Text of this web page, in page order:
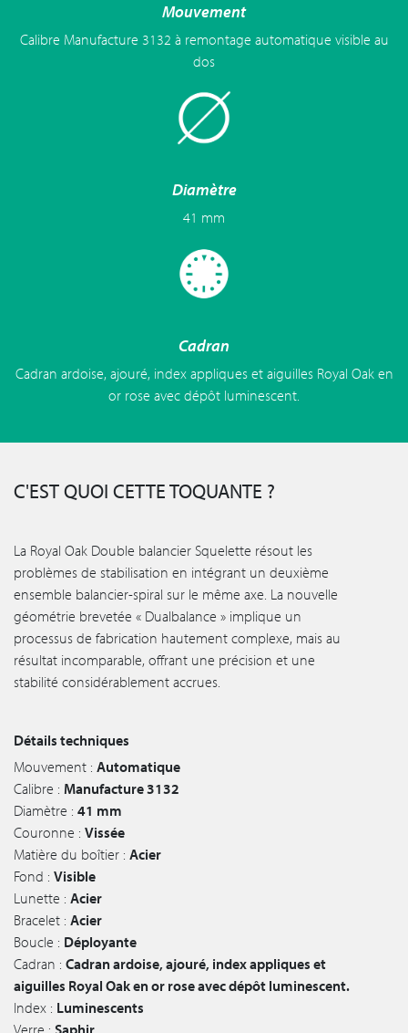
Mouvement
Calibre Manufacture 3132 à remontage automatique visible au
dos
Diamètre
41 mm
Cadran
Cadran ardoise, ajouré, index appliques et aiguilles Royal Oak en
or rose avec dépôt luminescent.
C'EST QUOI CETTE TOQUANTE ?
La Royal Oak Double balancier Squelette résout les
problèmes de stabilisation en intégrant un deuxième
ensemble balancier-spiral sur le même axe. La nouvelle
géométrie brevetée « Dualbalance » implique un
processus de fabrication hautement complexe, mais au
résultat incomparable, offrant une précision et une
stabilité considérablement accrues.
Détails techniques
Mouvement : Automatique
Calibre : Manufacture 3132
Diamètre : 41 mm
Couronne : Vissée
Matière du boîtier : Acier
Fond : Visible
Lunette : Acier
Bracelet : Acier
Boucle : Déployante
Cadran : Cadran ardoise, ajouré, index appliques et
aiguilles Royal Oak en or rose avec dépôt luminescent.
Index : Luminescents